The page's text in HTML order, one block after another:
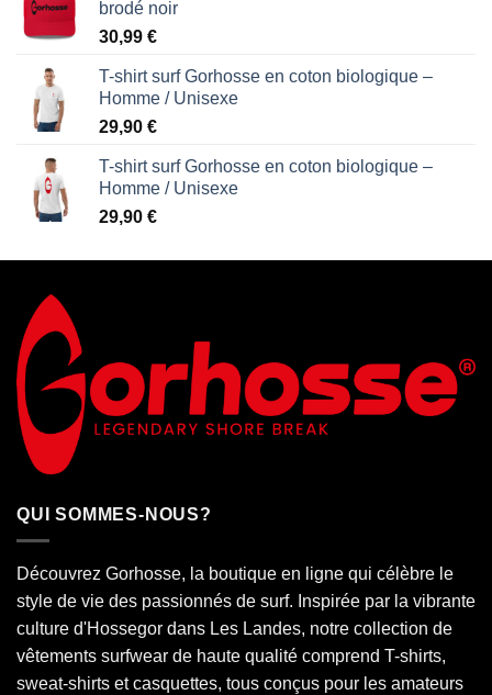
brodé noir
30,99 €
T-shirt surf Gorhosse en coton biologique –
Homme / Unisexe
29,90 €
T-shirt surf Gorhosse en coton biologique –
Homme / Unisexe
29,90 €
QUI SOMMES-NOUS?
Découvrez Gorhosse, la boutique en ligne qui célèbre le
style de vie des passionnés de surf. Inspirée par la vibrante
culture d'Hossegor dans Les Landes, notre collection de
vêtements surfwear de haute qualité comprend T-shirts,
sweat-shirts et casquettes, tous conçus pour les amateurs